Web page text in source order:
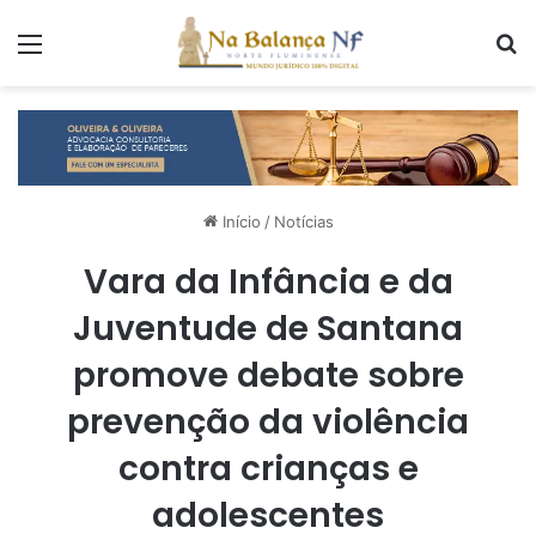
Início / Notícias
Vara da Infância e da
Juventude de Santana
promove debate sobre
prevenção da violência
contra crianças e
adolescentes